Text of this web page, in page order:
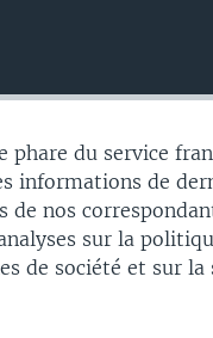
phare du service
informations de
de nos
sur la
de société et sur la